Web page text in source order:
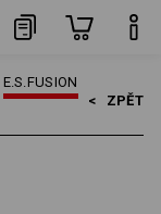
E.S.FUSION
< ZPĚT